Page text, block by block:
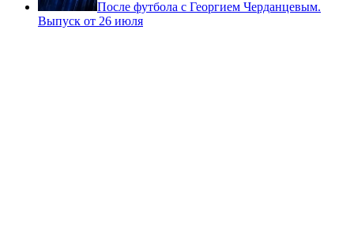
После футбола с Георгием Черданцевым.
Выпуск от 26 июля